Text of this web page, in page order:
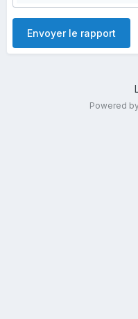
Envoyer le rapport
Powered